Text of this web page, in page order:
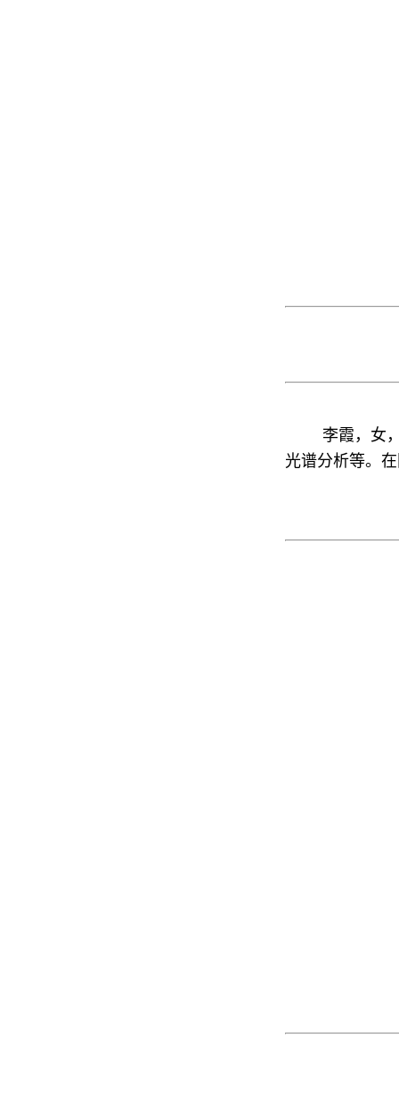
李霞，女
光谱分析等。